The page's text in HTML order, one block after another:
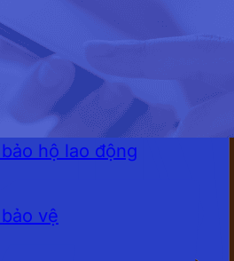
cafe
hộ lao động
vệ